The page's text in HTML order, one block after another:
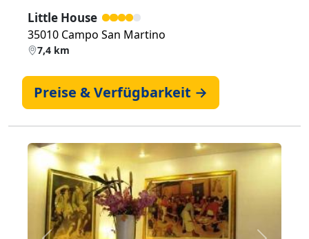
Little House
35010 Campo San Martino
7,4 km
Preise & Verfügbarkeit →